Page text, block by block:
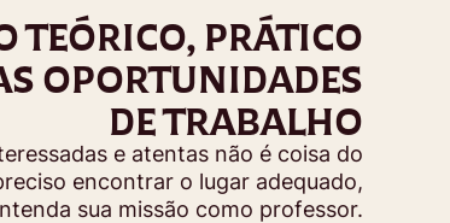
TEÓRICO, PRÁTICO
OPORTUNIDADES
DE TRABALHO
e atentas não é coisa do
encontrar o lugar adequado,
sua missão como professor.